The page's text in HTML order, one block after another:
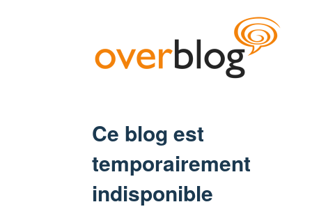
Ce blog est
temporairement
indisponible